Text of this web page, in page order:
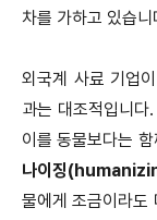
차를 가하고 있습니
외국계 사료 기업
과는 대조적입니다.
이를 동물보다는
나이징
물에게 조금이라도